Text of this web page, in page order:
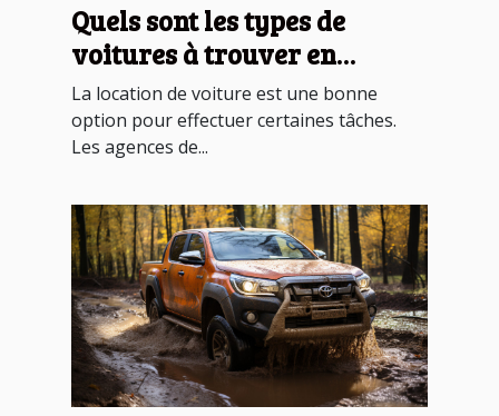
Quels sont les types de
voitures à trouver en
location ?
La location de voiture est une bonne
option pour effectuer certaines tâches.
Les agences de...